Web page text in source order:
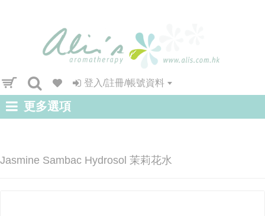
登入/註冊/帳號資料
更多選項
Jasmine Sambac Hydrosol 茉莉花水